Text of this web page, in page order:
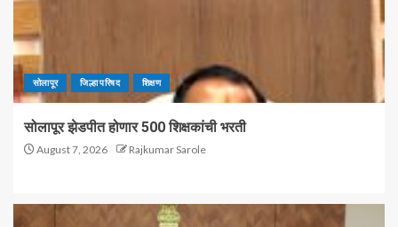
सोलापूर जिल्हा परिषद शिक्षण
सोलापूर झेडपीत होणार 500 शिक्षकांची भरती
August 7, 2026 Rajkumar Sarole